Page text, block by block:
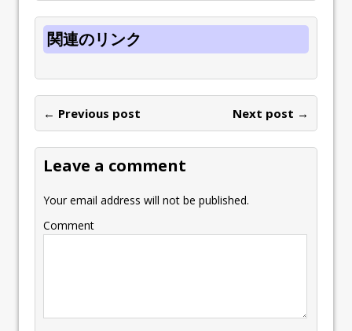
関連のリンク
← Previous post Next post →
Leave a comment
Your email address will not be published.
Comment